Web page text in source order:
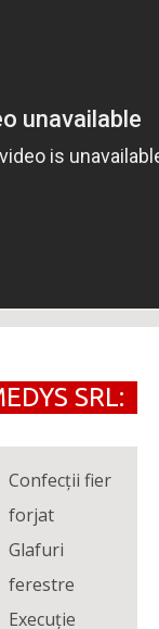
SRL:
Confecţii fier
forjat
Glafuri
ferestre
Execuție